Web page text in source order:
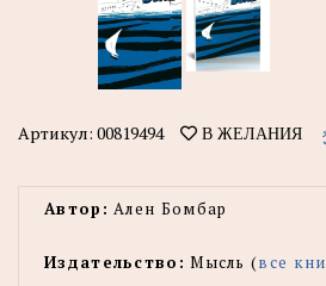
Артикул: 00819494 В ЖЕЛАНИЯ
Автор: Ален Бомбар
Издательство: Мысль (все